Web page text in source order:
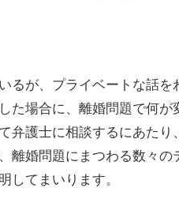
るが、プライベートな話
た場合に、離婚問題で何が
弁護士に相談するにあたり
離婚問題にまつわる数々
してまいります。